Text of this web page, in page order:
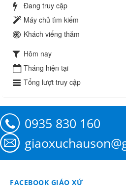
Đang truy cập
Máy chủ tìm kiếm
Khách viếng thăm
Hôm nay
Tháng hiện tại
Tổng lượt truy cập
0935 830 160
FACEBOOK GIÁO XỨ